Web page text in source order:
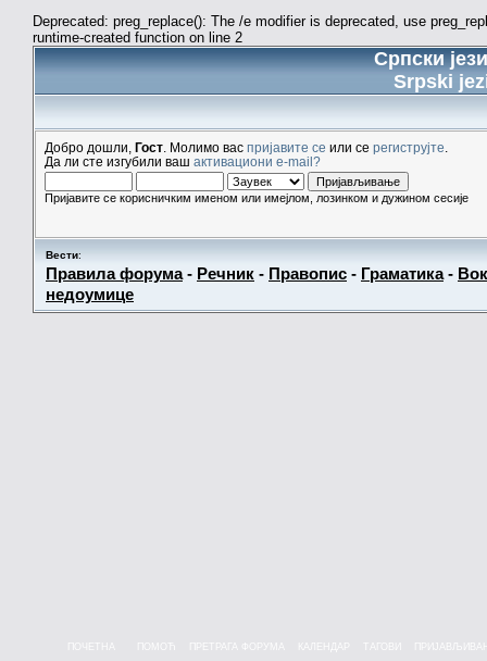
Deprecated: preg_replace(): The /e modifier is deprecated, use
runtime-created function on line 2
Српски
Srpski
Добро дошли, Гост . Молимо вас пријавите се или се региструјте
Да ли сте изгубили ваш активациони e-mail?
Пријавите се корисничким именом или имејлом, лозинком и дужином сесије
Вести:
Правила форума- Речник - Правопис - Граматика-
недоумице
КАЛЕНДАР